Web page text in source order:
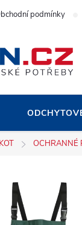
podmínky
OCHRANNÉ